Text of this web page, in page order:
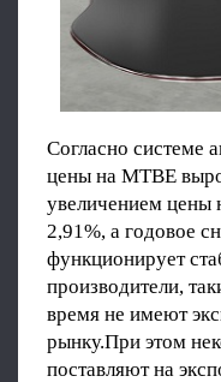
Согласно системе
цены на MTBE
увеличением цены
2,91%, а годовое
функционирует
производители,
время не имеют
рынку.При этом
поставляют на